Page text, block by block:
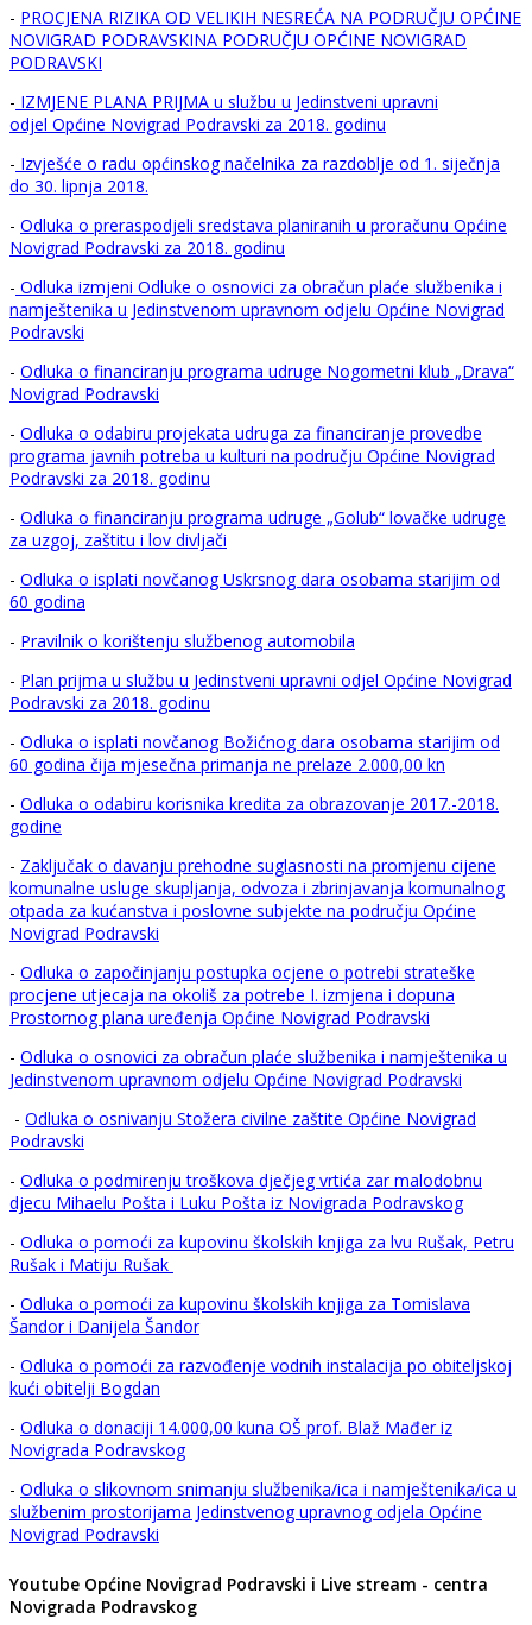
- PROCJENA RIZIKA OD VELIKIH NESREĆA NA PODRUČJU OPĆINE
NOVIGRAD PODRAVSKINA PODRUČJU OPĆINE NOVIGRAD
PODRAVSKI
- IZMJENE PLANA PRIJMA u službu u Jedinstveni upravni
odjel Općine Novigrad Podravski za 2018. godinu
- Izvješće o radu općinskog načelnika za razdoblje od 1. siječnja
do 30. lipnja 2018.
- Odluka o preraspodjeli sredstava planiranih u proračunu Općine
Novigrad Podravski za 2018. godinu
- Odluka izmjeni Odluke o osnovici za obračun plaće službenika i
namještenika u Jedinstvenom upravnom odjelu Općine Novigrad
Podravski
- Odluka o financiranju programa udruge Nogometni klub „Drava“
Novigrad Podravski
- Odluka o odabiru projekata udruga za financiranje provedbe
programa javnih potreba u kulturi na području Općine Novigrad
Podravski za 2018. godinu
- Odluka o financiranju programa udruge „Golub“ lovačke udruge
za uzgoj, zaštitu i lov divljači
- Odluka o isplati novčanog Uskrsnog dara osobama starijim od
60 godina
- Pravilnik o korištenju službenog automobila
- Plan prijma u službu u Jedinstveni upravni odjel Općine Novigrad
Podravski za 2018. godinu
- Odluka o isplati novčanog Božićnog dara osobama starijim od
60 godina čija mjesečna primanja ne prelaze 2.000,00 kn
- Odluka o odabiru korisnika kredita za obrazovanje 2017.-2018.
godine
- Zaključak o davanju prehodne suglasnosti na promjenu cijene
komunalne usluge skupljanja, odvoza i zbrinjavanja komunalnog
otpada za kućanstva i poslovne subjekte na području Općine
Novigrad Podravski
- Odluka o započinjanju postupka ocjene o potrebi strateške
procjene utjecaja na okoliš za potrebe I. izmjena i dopuna
Prostornog plana uređenja Općine Novigrad Podravski
- Odluka o osnovici za obračun plaće službenika i namještenika u
Jedinstvenom upravnom odjelu Općine Novigrad Podravski
- Odluka o osnivanju Stožera civilne zaštite Općine Novigrad
Podravski
- Odluka o podmirenju troškova dječjeg vrtića zar malodobnu
djecu Mihaelu Pošta i Luku Pošta iz Novigrada Podravskog
- Odluka o pomoći za kupovinu školskih knjiga za lvu Rušak, Petru
Rušak i Matiju Rušak
- Odluka o pomoći za kupovinu školskih knjiga za Tomislava
Šandor i Danijela Šandor
- Odluka o pomoći za razvođenje vodnih instalacija po obiteljskoj
kući obitelji Bogdan
- Odluka o donaciji 14.000,00 kuna OŠ prof. Blaž Mađer iz
Novigrada Podravskog
- Odluka o slikovnom snimanju službenika/ica i namještenika/ica u
službenim prostorijama Jedinstvenog upravnog odjela Općine
Novigrad Podravski
Youtube Općine Novigrad Podravski i Live stream - centra
Novigrada Podravskog